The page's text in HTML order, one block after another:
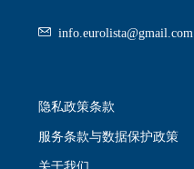
info.eurolista@gmail.com
隐私政策条款
服务条款与数据保护政策